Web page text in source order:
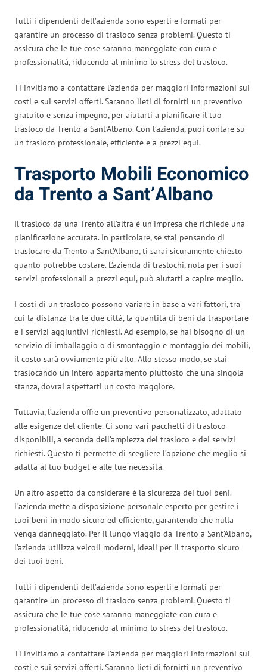
Tutti i dipendenti dell’azienda sono esperti e formati per
garantire un processo di trasloco senza problemi. Questo ti
assicura che le tue cose saranno maneggiate con cura e
professionalità, riducendo al minimo lo stress del trasloco.
Ti invitiamo a contattare l’azienda per maggiori informazioni sui
costi e sui servizi offerti. Saranno lieti di fornirti un preventivo
gratuito e senza impegno, per aiutarti a pianificare il tuo
trasloco da Trento a Sant’Albano. Con l’azienda, puoi contare su
un trasloco professionale, efficiente e a prezzi equi.
Trasporto Mobili Economico
da Trento a Sant’Albano
Il trasloco da una Trento all’altra è un’impresa che richiede una
pianificazione accurata. In particolare, se stai pensando di
traslocare da Trento a Sant’Albano, ti sarai sicuramente chiesto
quanto potrebbe costare. L’azienda di traslochi, nota per i suoi
servizi professionali a prezzi equi, può aiutarti a capire meglio.
I costi di un trasloco possono variare in base a vari fattori, tra
cui la distanza tra le due città, la quantità di beni da trasportare
e i servizi aggiuntivi richiesti. Ad esempio, se hai bisogno di un
servizio di imballaggio o di smontaggio e montaggio dei mobili,
il costo sarà ovviamente più alto. Allo stesso modo, se stai
traslocando un intero appartamento piuttosto che una singola
stanza, dovrai aspettarti un costo maggiore.
Tuttavia, l’azienda offre un preventivo personalizzato, adattato
alle esigenze del cliente. Ci sono vari pacchetti di trasloco
disponibili, a seconda dell’ampiezza del trasloco e dei servizi
richiesti. Questo ti permette di scegliere l’opzione che meglio si
adatta al tuo budget e alle tue necessità.
Un altro aspetto da considerare è la sicurezza dei tuoi beni.
L’azienda mette a disposizione personale esperto per gestire i
tuoi beni in modo sicuro ed efficiente, garantendo che nulla
venga danneggiato. Per il lungo viaggio da Trento a Sant’Albano,
l’azienda utilizza veicoli moderni, ideali per il trasporto sicuro
dei tuoi beni.
Tutti i dipendenti dell’azienda sono esperti e formati per
garantire un processo di trasloco senza problemi. Questo ti
assicura che le tue cose saranno maneggiate con cura e
professionalità, riducendo al minimo lo stress del trasloco.
Ti invitiamo a contattare l’azienda per maggiori informazioni sui
costi e sui servizi offerti. Saranno lieti di fornirti un preventivo